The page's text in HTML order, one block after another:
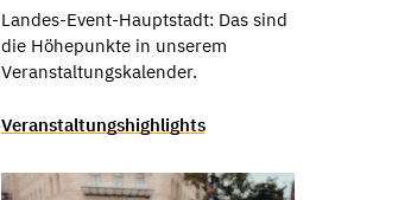
Landes-Event-Hauptstadt: Das sind
die Höhepunkte in unserem
Veranstaltungskalender.
Veranstaltungshighlights